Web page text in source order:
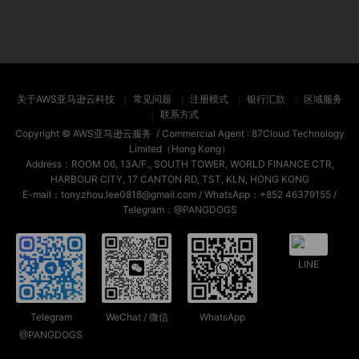
关于AWS亚马逊云科技 常见问题 注册模式 银行汇款
区域服务
联系方式
Copyright © AWS亚马逊云服务 / Commercial Agent : 87Cloud Technology
Limited（Hong Kong）
Address：ROOM 06, 13A/F., SOUTH TOWER, WORLD FINANCE CTR,
HARBOUR CITY, 17 CANTON RD, TST, KLN, HONG KONG
E-mail：tonyzhou.lee0818@gmail.com / WhatsApp：+852 46379155 /
Telegram：@PANGDOGS
Telegram
@PANGDOGS
WeChat / 微信 WhatsApp
LINE